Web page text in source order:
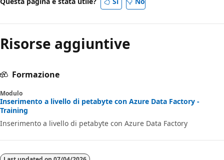
Risorse aggiuntive
Formazione
Modulo
Inserimento a livello di petabyte con Azure Data Factory -
Training
Inserimento a livello di petabyte con Azure Data Factory